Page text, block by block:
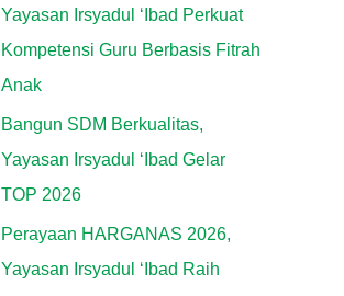
Yayasan Irsyadul ‘Ibad Perkuat
Kompetensi Guru Berbasis Fitrah
Anak
Bangun SDM Berkualitas,
Yayasan Irsyadul ‘Ibad Gelar
TOP 2026
Perayaan HARGANAS 2026,
Yayasan Irsyadul ‘Ibad Raih